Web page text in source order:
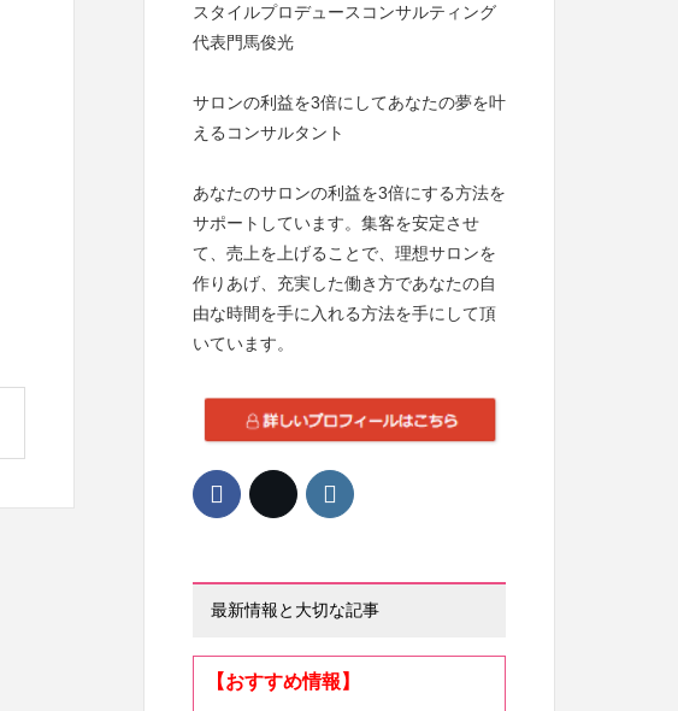
スタイルプロデュースコンサルティング
代表門馬俊光
サロンの利益を3倍にしてあなたの夢を叶
えるコンサルタント
あなたのサロンの利益を3倍にする方法を
サポートしています。集客を安定させ
て、売上を上げることで、理想サロンを
作りあげ、充実した働き方であなたの自
由な時間を手に入れる方法を手にして頂
いています。
最新情報と大切な記事
【おすすめ情報】